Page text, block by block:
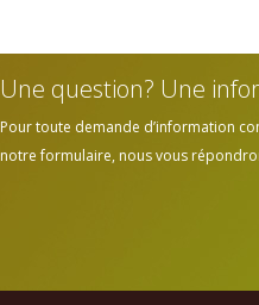
Une question? Une
Pour toute demande d’information
notre formulaire, nous vous